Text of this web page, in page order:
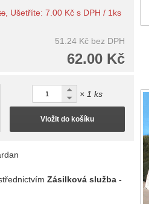
, Ušetříte: 7.00 Kč s DPH / 1ks
51.24 Kč bez DPH
62.00 Kč
× 1 ks
Vložit do košíku
Zásilková služba -